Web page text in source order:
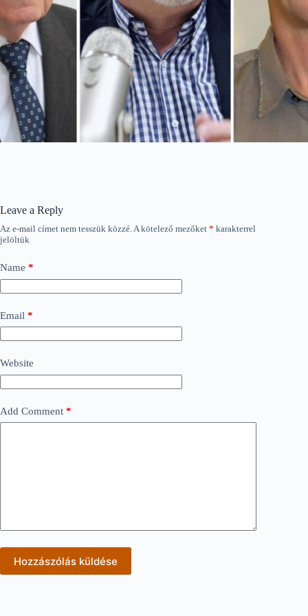
Leave a Reply
Az e-mail címet nem tesszük közzé.A kötelező mezőket * karakterrel
jelöltük
Name *
Email *
Website
Add Comment *
Hozzászólás küldése